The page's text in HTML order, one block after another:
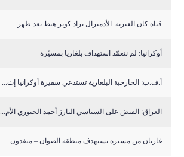
قناة كان العبرية: الأدميرال براد كوبر هبط بعد ظهر ...
أوكرانيا: لم نتعمّد استهداف بلغاريا بمسيّرة
أ.ف.ب: الخارجية البلغارية تستدعي سفيرة أوكرانيا إث...
العراق: القبض على السياسي البارز أحمد الجبوري الأم...
غارتان من مسيرة تستهدف منطقة الصوان – ميفدون